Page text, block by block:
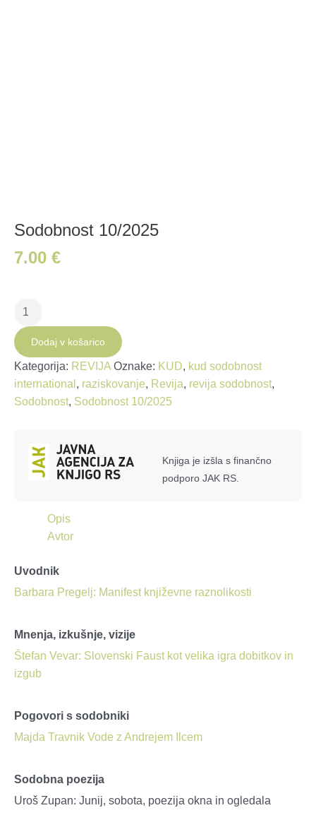
Sodobnost 10/2025
7.00 €
Sodobnost
10/2025
količinaDodaj v košarico
Kategorija: REVIJA Oznake: KUD, kud sodobnost
international , raziskovanje, Revija, revija sodobnost,
Sodobnost, Sodobnost 10/2025
Knjiga je izšla s finančno
podporo JAK RS.
Opis
Avtor
Uvodnik
Barbara Pregelj: Manifest književne raznolikosti
Mnenja, izkušnje, vizije
Štefan Vevar: Slovenski Faust kot velika igra dobitkov in
izgub
Pogovori s sodobniki
Majda Travnik Vode z Andrejem Ilcem
Sodobna poezija
Uroš Zupan: Junij, sobota, poezija okna in ogledala